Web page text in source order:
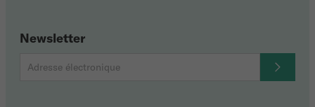
Newsletter